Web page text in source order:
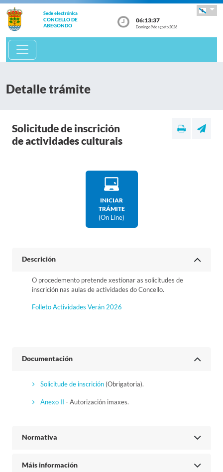
Sede electrónica
CONCELLO DE
ABEGONDO
06:13:37
Domingo 9 de agosto 2026
Detalle trámite
Solicitude de inscrición
de actividades culturais
INICIAR
TRÁMITE
(on Line)
Descrición
O procedemento pretende xestionar as solicitudes de
inscrición nas aulas de actividades do Concello.
Folleto Actividades Verán 2026
Documentación
Solicitude de inscrición(Obrigatoria).
Anexo II - Autorización imaxes.
Normativa
Máis información